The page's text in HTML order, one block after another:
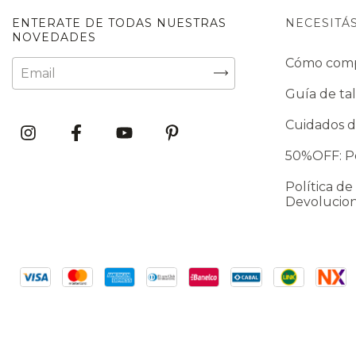
ENTERATE DE TODAS NUESTRAS
NOVEDADES
Cómo
Guía de
Cuidados
50%OFF:
Política de